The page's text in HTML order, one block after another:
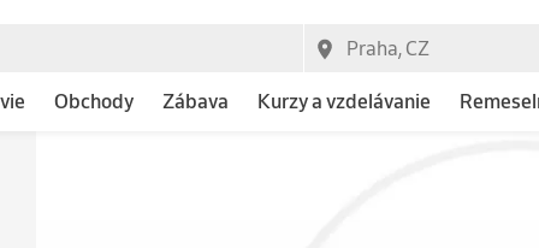
Obchody Zábava Kurzy a vzdelávanie